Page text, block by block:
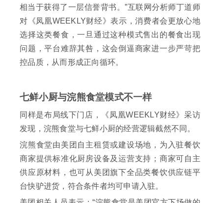
相当于获得了一层信誉背书。”互联网分析师丁道师
对《凤凰WEEKLY财经》表示，消费者会更放心地
选择这类餐食，一旦通过这种模式售出的餐食出现
问题，平台难辞其咎，这会倒逼商家进一步严苛把
控品质，从而形成正向循环。
七鲜小厨与浣熊食堂模式不一样
同样是布局线下门店，《凤凰WEEKLY财经》采访
发现，浣熊食堂与七鲜小厨的经营逻辑截然不同。
浣熊食堂由美团自主租赁或建设场地，为入驻餐饮
商家提供标准化厨房设备及运营支持；商家可自主
供应原材料，也可从美团旗下全品类餐饮供应链平
台快驴进货，符合条件者均可申请入驻。